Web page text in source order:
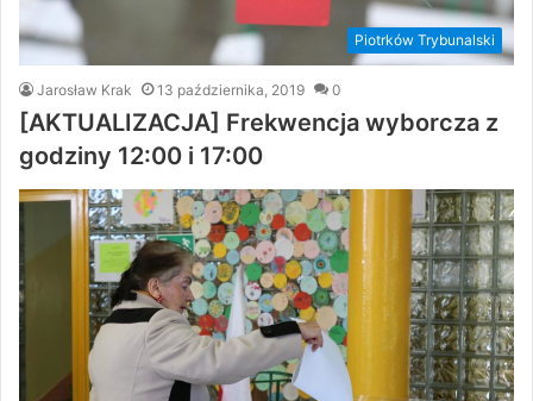
Piotrków Trybunalski
Jarosław Krak 13 października, 2019 0
[AKTUALIZACJA] Frekwencja wyborcza z
godziny 12:00 i 17:00